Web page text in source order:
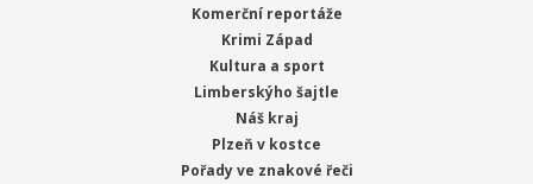
Komerční reportáže
Krimi Západ
Kultura a sport
Limberskýho šajtle
Náš kraj
Plzeň v kostce
Pořady ve znakové řeči